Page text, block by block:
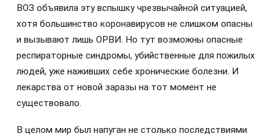
ВОЗ объявила эту вспышку чрезвычайной ситуацией,
хотя большинство коронавирусов не слишком опасны
и вызывают лишь ОРВИ. Но тут возможны опасные
респираторные синдромы, убийственные для пожилых
людей, уже наживших себе хронические болезни. И
лекарства от новой заразы на тот момент не
существовало.
В целом мир был напуган не столько последствиями